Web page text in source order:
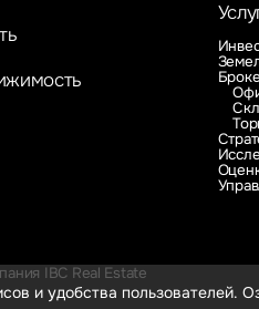
IBC Real Estate
и удобства пользователей.